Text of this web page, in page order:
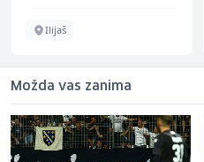
Ilijaš
Možda vas zanima